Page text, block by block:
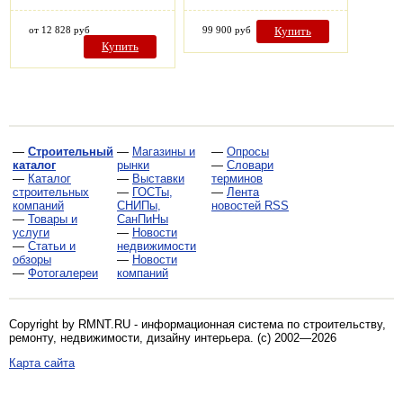
от 12 828 руб
Купить
99 900 руб Купить
— Строительный
каталог
— Каталог
строительных
компаний
— Товары и
услуги
— Статьи и
обзоры
— Фотогалереи
— Магазины и
рынки
— Выставки
— ГОСТы,
СНИПы,
СанПиНы
— Новости
недвижимости
— Новости
компаний
— Опросы
— Словари
терминов
— Лента
новостей RSS
Copyright by RMNT.RU - информационная система по строительству,
ремонту, недвижимости, дизайну интерьера . (c) 2002—2026
Карта сайта